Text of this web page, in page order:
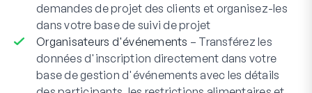
demandes de projet des clients et organisez-les
dans votre base de suivi de projet
Organisateurs d'événements – Transférez les
données d'inscription directement dans votre
base de gestion d'événements avec les détails